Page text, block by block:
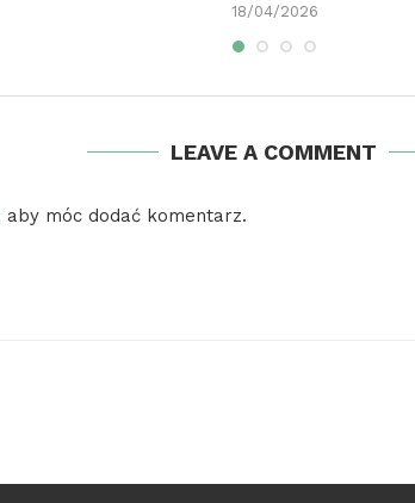
18/04/2026
LEAVE A COMMENT
aby móc dodać komentarz.